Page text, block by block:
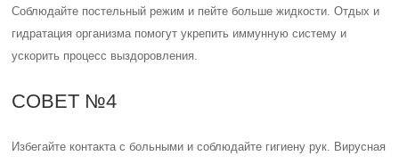
Соблюдайте постельный режим и пейте больше жидкости. Отдых и
гидратация организма помогут укрепить иммунную систему и
ускорить процесс выздоровления.
СОВЕТ №4
Избегайте контакта с больными и соблюдайте гигиену рук. Вирусная